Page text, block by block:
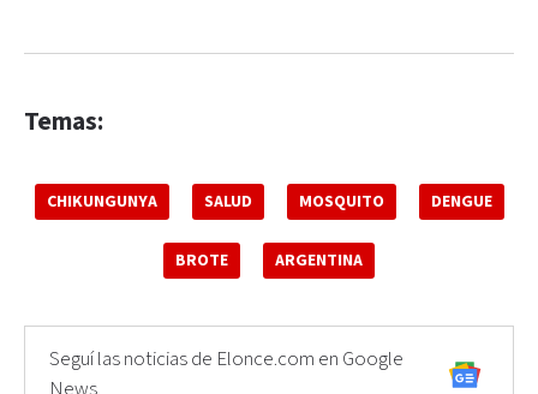
Temas:
CHIKUNGUNYA SALUD MOSQUITO DENGUE
BROTE ARGENTINA
Seguí las noticias de Elonce.com en Google